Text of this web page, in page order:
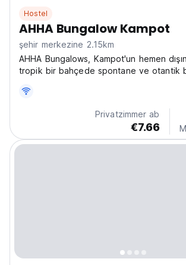
Hostel
AHHA Bungalow Kampot
şehir merkezine 2.15km
AHHA Bungalows, Kampot'un hemen
tropik bir bahçede spontane ve otantik
çiftler ve yalnız seyahat edenler için
bungalovda özel banyo, klima ve Wi-Fi
Privatzimmer ab
€7.66